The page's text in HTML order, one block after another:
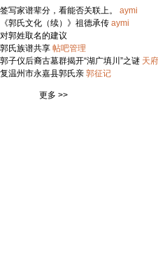
签写家谱辈分，看能否关联上。
aymi
《郭氏文化（续）》祖德承传 aymi
对郭姓取名的建议
郭氏族谱共享 帖吧管理
郭子仪后裔古墓群揭开“湖广填川”之谜 天
复温州市永嘉县郭氏亲 郭征记
更多 >>